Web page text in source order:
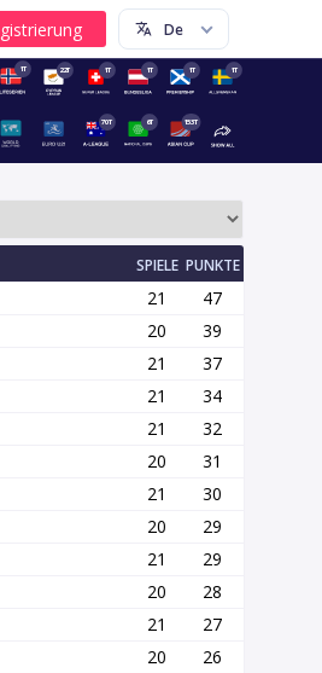
1T 22T 1T 1T 1T 1T
70T 6T 153T
31 Runde
SPIELE PUNKTE
21
47
20
39
21
37
21
34
21
32
20
31
21
30
20
29
21
29
20
28
21
27
20
26